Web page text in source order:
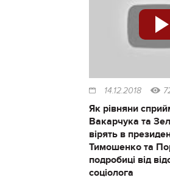
14.12.2018
Як рівняни
Вакарчука та
вірять в
Тимошенко та
подробиці від
соціолога